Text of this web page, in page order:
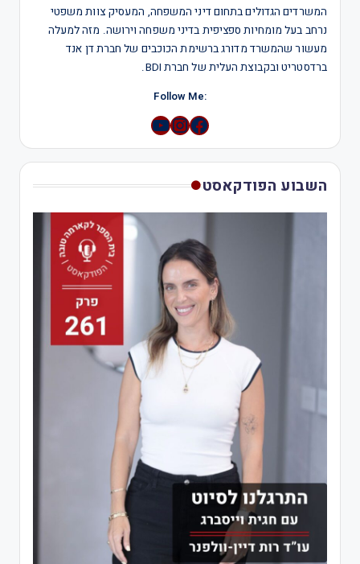
המשרדים הגדולים בתחום דיני המשפחה, המעסיק צוות משפטי
נרחב בעל מומחיות ספציפית בדיני משפחה וירושה. מזה למעלה
מעשור שהמשרד מדורג ברשימת הכוכבים של חברת דן אנד
ברדסטריט ובקבוצת העלית של חברת BDI.
:Follow Me
Instagram
YouTube
השבוע הפודקאסט